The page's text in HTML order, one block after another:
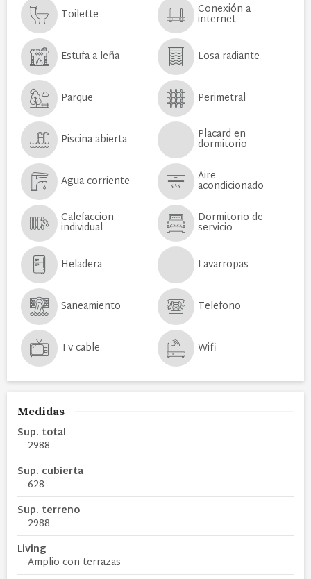
Toilette Conexión a
internet
Estufa a leña Losa radiante
Parque Perimetral
Piscina abierta Placard en
dormitorio
Agua corriente Aire
acondicionado
Calefaccion
individual
Dormitorio de
servicio
Heladera Lavarropas
Saneamiento Telefono
Tv cable Wifi
Medidas
Sup. total
2988
Sup. cubierta
628
Sup. terreno
2988
Living
Amplio con terrazas